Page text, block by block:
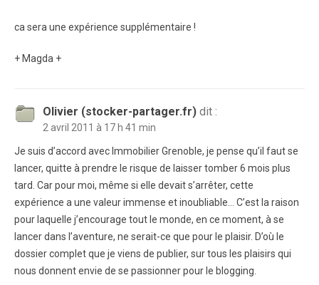
ca sera une expérience supplémentaire !
+ Magda +
Olivier (stocker-partager.fr) dit :
2 avril 2011 à 17 h 41 min
Je suis d’accord avec Immobilier Grenoble, je pense qu’il faut se
lancer, quitte à prendre le risque de laisser tomber 6 mois plus
tard. Car pour moi, même si elle devait s’arrêter, cette
expérience a une valeur immense et inoubliable… C’est la raison
pour laquelle j’encourage tout le monde, en ce moment, à se
lancer dans l’aventure, ne serait-ce que pour le plaisir. D’où le
dossier complet que je viens de publier, sur tous les plaisirs qui
nous donnent envie de se passionner pour le blogging.